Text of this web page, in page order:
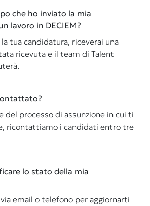
che ho inviato la mia
lavoro in DECIEM?
tua candidatura, riceverai una
ricevuta e il team di Talent
del processo di assunzione in cui ti
ricontattiamo i candidati entro tre
lo stato della mia
email o telefono per aggiornarti